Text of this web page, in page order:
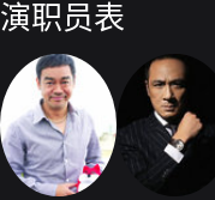
演职员表